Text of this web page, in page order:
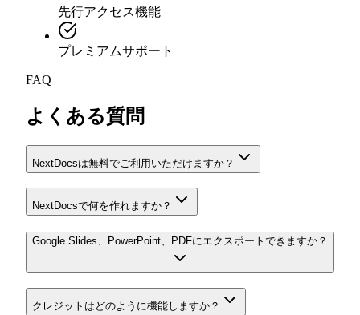
先行アクセス機能
プレミアムサポート
FAQ
よくある質問
NextDocsは無料でご利用いただけますか？
NextDocsで何を作れますか？
Google Slides、PowerPoint、PDFにエクスポートできますか？
クレジットはどのように機能しますか？